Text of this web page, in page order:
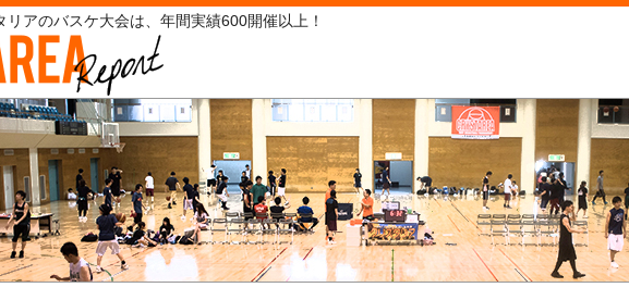
リアのバスケ大会は、年間実績600開催以上！